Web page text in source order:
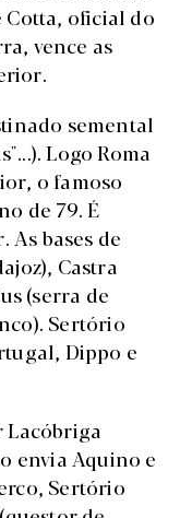
Cotta, oficial do
vence as
semental
Logo Roma
o famoso
de 79. É
bases de
Castra
(serra de
Sertório
Dippo e
Lacóbriga
envia Aquino e
Sertório